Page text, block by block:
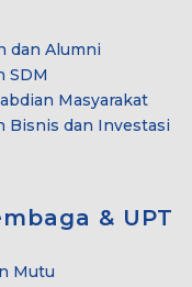
dan Alumni
SDM
Masyarakat
Bisnis dan Investasi
& UPT
Mutu